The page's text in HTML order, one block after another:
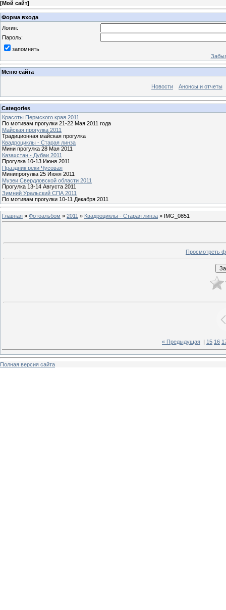
[Мой сайт]
Форма входа
Логин:
Пароль:
запомнить
Меню сайта
Новости Анонсы и отчеты
Categories
Красоты Пермского края 2011
По мотивам прогулки 21-22 Мая 2011 года
Майская прогулка 2011
Традиционная майская прогулка
Квадроциклы - Старая линза
Мини прогулка 28 Мая 2011
Казахстан - Дубаи 2011
Прогулка 10-13 Июня 2011
Праздник реки Чусовая
Минипрогулка 25 Июня 2011
Музеи Свердловской области 2011
Прогулка 13-14 Августа 2011
Зимний Уральский СПА 2011
По мотивам прогулки 10-11 Декабря 2011
Главная » Фотоальбом » 2011 » Квадроциклы - Старая линза » IMG_0851
Просмотреть
« Предыдущая 15 16
Полная версия сайта